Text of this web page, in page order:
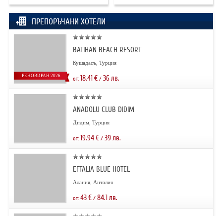
ПРЕПОРЪЧАНИ ХОТЕЛИ
РЕНОВИРАН 2026
BATIHAN BEACH RESORT
Кушадасъ, Турция
от: 18.41€/ 36лв.
ANADOLU CLUB DIDIM
Дидим, Турция
от: 19.94€/ 39 лв.
EFTALIA BLUE HOTEL
Алания, Анталия
от: 43€/ 84.1лв.